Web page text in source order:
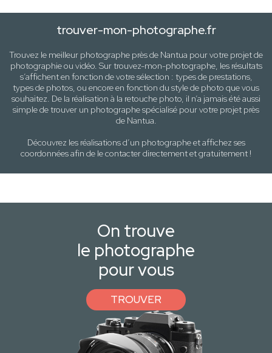
trouver-mon-photographe.fr
Trouvez le meilleur photographe près de Nantua pour votre projet de
photographie ou vidéo. Sur trouvez-mon-photographe, les résultats
s’affichent en fonction de votre sélection : types de prestations,
types de photos, ou encore en fonction du stylede photo que vous
souhaitez. De la réalisation à la retouche photo, il n’a jamais été aussi
simple de trouver un photographe spécialisé pour votre projet près
de Nantua.
Découvrez les réalisations d’un photographe et affichez ses
coordonnées afin de le contacter directement et gratuitement !
On trouve
le photographe
pour vous
TROUVER